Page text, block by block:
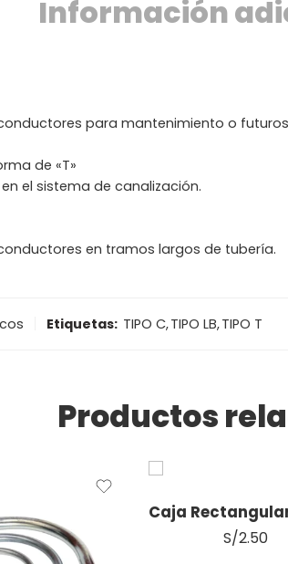
Información
para mantenimiento o
de «T»
el sistema de canalización.
en tramos largos de tubería.
Etiquetas: TIPO C,TIPO LB,TIPO T
Productos
S/2.50